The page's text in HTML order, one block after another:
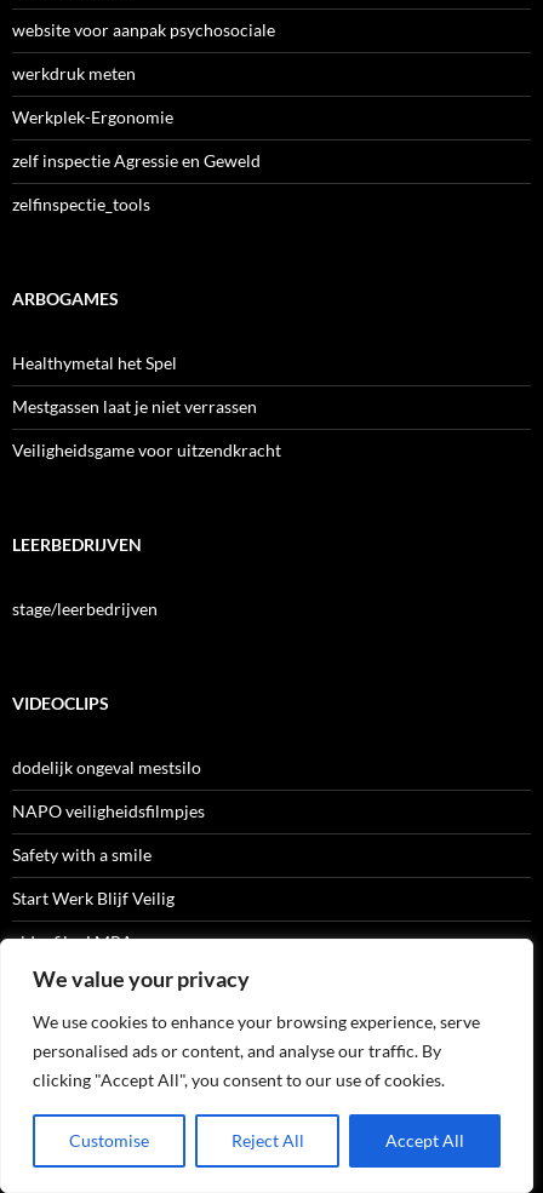
We value your privacy
We use cookies to enhance your browsing experience, serve
personalised ads or content, and analyse our traffic. By
clicking "Accept All", you consent to our use of cookies.
Customise Reject All Accept All
website voor aanpak psychosociale
werkdruk meten
Werkplek-Ergonomie
zelf inspectie Agressie en Geweld
zelfinspectie_tools
ARBOGAMES
Healthymetal het Spel
Mestgassen laat je niet verrassen
Veiligheidsgame voor uitzendkracht
LEERBEDRIJVEN
stage/leerbedrijven
VIDEOCLIPS
dodelijk ongeval mestsilo
NAPO veiligheidsfilmpjes
Safety with a smile
Start Werk Blijf Veilig
videofilm LMRA
Archief